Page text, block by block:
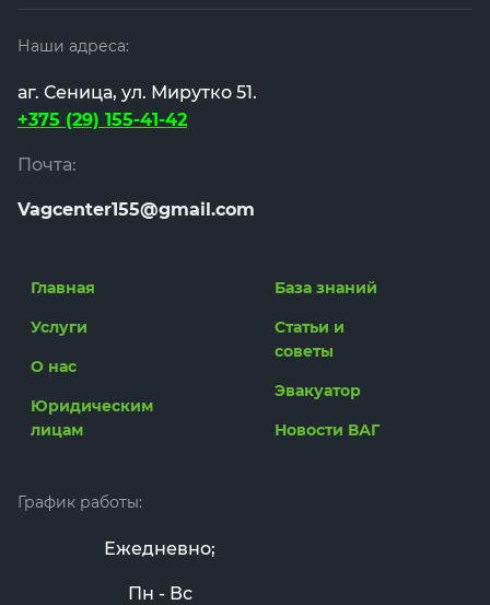
Наши адреса:
аг. Сеница, ул. Мирутко 51.
+375 (29) 155-41-42
Почта:
Vagcenter155@gmail.com
Главная
Услуги
О нас
Юридическим
лицам
База знаний
Статьи и
советы
Эвакуатор
Новости ВАГ
График работы:
Ежедневно;
Пн - Вс